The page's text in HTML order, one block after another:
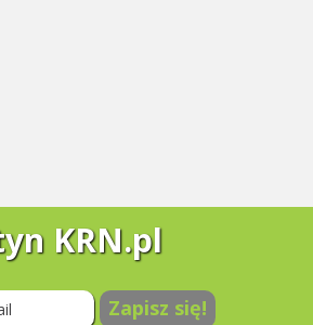
KRN.pl
Zapisz się!